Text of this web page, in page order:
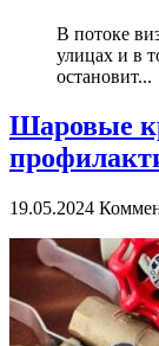
В потоке
улицах и в
остановит...
Шаровые
19.05.2024